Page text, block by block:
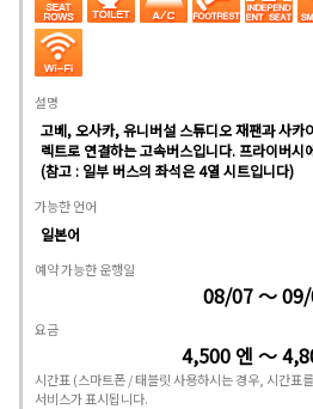
설명
고베, 오사카, 유니버설 스튜디오 재팬과 사카
렉트로 연결하는 고속버스입니다. 프라이버
(참고 : 일부 버스의 좌석은 4열 시트입니다)
가능한 언어
일본어
예약 가능한 운행일
08/07 ～
요금
4,500 엔 ～
시간표(스마트폰 / 태블릿 사용하시는 경우, 시간표
서비스가 표시됩니다.